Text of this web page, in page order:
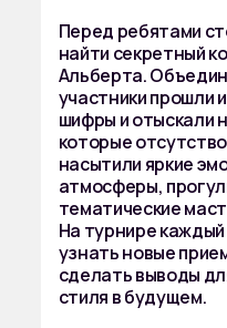
Перед ребятами
найти секретный
Альберта.
участники прошли
шифры и отыскали
которые
насытили яркие
атмосферы,
тематические
На турнире каждый
узнать новые
сделать выводы
стиля в будущем.